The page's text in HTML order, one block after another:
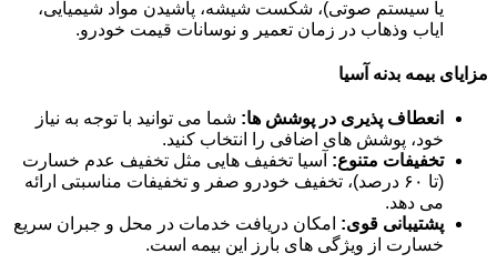
یا سیستم صوتی)، شکست شیشه، پاشیدن مواد شیمیایی،
ایاب وذهاب در زمان تعمیر و نوسانات قیمت خودرو.
مزایای بیمه بدنه آسیا
انعطاف پذیری در پوشش ها: شما می توانید با توجه به نیاز
خود، پوشش های اضافی را انتخاب کنید.
تخفیفات متنوع: آسیا تخفیف هایی مثل تخفیف عدم خسارت
(تا ۶۰ درصد)، تخفیف خودرو صفر و تخفیفات مناسبتی ارائه
می دهد.
پشتیبانی قوی: امکان دریافت خدمات در محل و جبران سریع
خسارت از ویژگی های بارز این بیمه است.